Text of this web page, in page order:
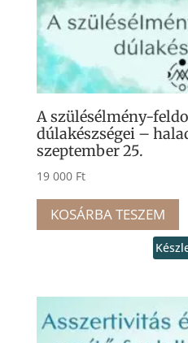
A szülésélmény-
dúlakészségei –
szeptember 25.
19 000 Ft
KOSÁRBA TESZEM